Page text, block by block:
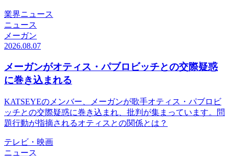
業界ニュース
ニュース
メーガン
2026.08.07
メーガンがオティス・パブロビッチとの交際疑惑
に巻き込まれる
KATSEYEのメンバー、メーガンが歌手オティス・パブロビ
ッチとの交際疑惑に巻き込まれ、批判が集まっています。問
題行動が指摘されるオティスとの関係とは？
テレビ・映画
ニュース